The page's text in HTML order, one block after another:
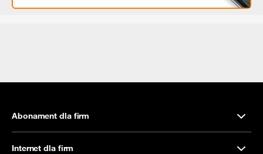
Abonament dla firm
Internet dla firm